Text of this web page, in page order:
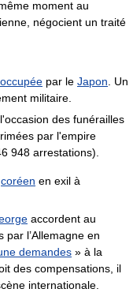
moment au
négocient un traité
par le Japon . Un
militaire.
des funérailles
par l'empire
948 arrestations).
coréen en exil à
accordent au
par l’Allemagne en
demandes » à la
des compensations, il
internationale.